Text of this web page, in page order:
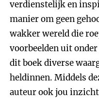
verdienstelijk en
manier om geen
wakker wereld die
voorbeelden uit
dit boek diverse
heldinnen. Middels
auteur ook jou inzicht